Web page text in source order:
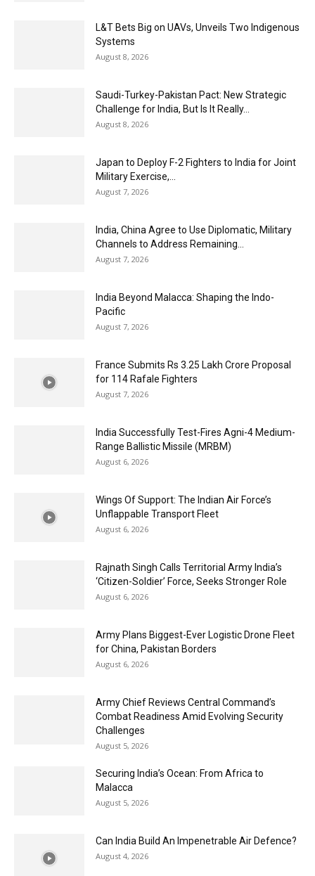
L&T Bets Big on UAVs, Unveils Two Indigenous
Systems
August 8, 2026
Saudi-Turkey-Pakistan Pact: New Strategic
Challenge for India, But Is It Really...
August 8, 2026
Japan to Deploy F-2 Fighters to India for Joint
Military Exercise,...
August 7, 2026
India, China Agree to Use Diplomatic, Military
Channels to Address Remaining...
August 7, 2026
India Beyond Malacca: Shaping the Indo-
Pacific
August 7, 2026
France Submits Rs 3.25 Lakh Crore Proposal
for 114 Rafale Fighters
August 7, 2026
India Successfully Test-Fires Agni-4 Medium-
Range Ballistic Missile (MRBM)
August 6, 2026
Wings Of Support: The Indian Air Force’s
Unflappable Transport Fleet
August 6, 2026
Rajnath Singh Calls Territorial Army India’s
‘Citizen-Soldier’ Force, Seeks Stronger Role
August 6, 2026
Army Plans Biggest-Ever Logistic Drone Fleet
for China, Pakistan Borders
August 6, 2026
Army Chief Reviews Central Command’s
Combat Readiness Amid Evolving Security
Challenges
August 5, 2026
Securing India’s Ocean: From Africa to
Malacca
August 5, 2026
Can India Build An Impenetrable Air Defence?
August 4, 2026